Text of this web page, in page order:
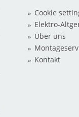
Cookie
Elektro-
Über uns
Kontakt